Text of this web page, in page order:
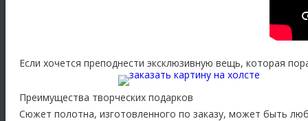
Если хочется преподнести эксклюзивную вещь, которая
Преимущества творческих подарков
Сюжет полотна, изготовленного по заказу, может быть